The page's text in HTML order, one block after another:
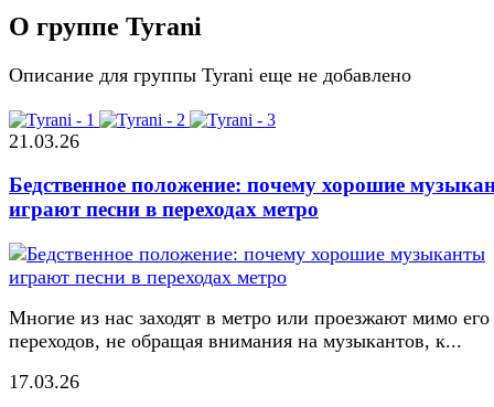
О группе Tyrani
Описание для группы Tyrani еще не добавлено
21.03.26
Бедственное положение: почему хорошие
играют песни в переходах метро
Многие из нас заходят в метро или проезжают мимо его
переходов, не обращая внимания на музыкантов, к...
17.03.26